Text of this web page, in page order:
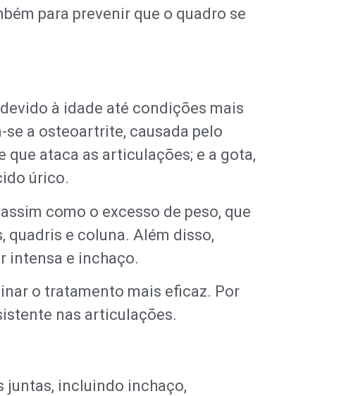
para prevenir que o quadro se
à idade até condições mais
a osteoartrite, causada pelo
ataca as articulações; e a gota,
úrico.
como o excesso de peso, que
quadris e coluna. Além disso,
intensa e inchaço.
o tratamento mais eficaz. Por
nas articulações.
juntas, incluindo inchaço,